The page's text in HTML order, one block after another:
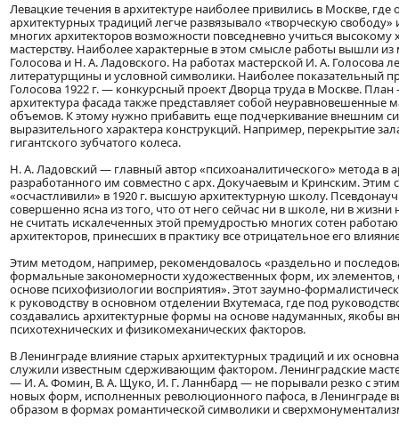
Левацкие течения в архитектуре наиболее привились в Москве, где
архитектурных традиций легче развязывало «творческую
многих архитекторов возможности повседневно учиться высокому
мастерству. Наиболее характерные в этом смысле работы вышли из
Голосова и Н. А. Ладовского. На работах мастерской И. А. Голосова
литературщины и условной символики. Наиболее показательный
Голосова 1922 г. — конкурсный проект Дворца труда в Москве. План
архитектура фасада также представляет собой неуравновешенные
объемов. К этому нужно прибавить еще подчеркивание внешним
выразительного характера конструкций. Например, перекрытие
гигантского зубчатого колеса.
Н. А. Ладовский — главный автор «психоаналитического» метода в
разработанного им совместно с арх. Докучаевым и Кринским. Этим
«осчастливили» в 1920 г. высшую архитектурную школу.
совершенно ясна из того, что от него сейчас ни в школе, ни в жизни
не считать искалеченных этой премудростью многих сотен
архитекторов, принесших в практику все отрицательное его
Этим методом, например, рекомендовалось «раздельно и
формальные закономерности художественных форм, их элементов,
основе психофизиологии восприятия». Этот заумно-
к руководству в основном отделении Вхутемаса, где под
создавались архитектурные формы на основе надуманных, якобы
психотехнических и физикомеханических факторов.
В Ленинграде влияние старых архитектурных традиций и их
служили известным сдерживающим фактором. Ленинградские
— И. А. Фомин, В. А. Щуко, И. Г. Ланнбард — не порывали резко с
новых форм, исполненных революционного пафоса, в Ленинграде
образом в формах романтической символики и